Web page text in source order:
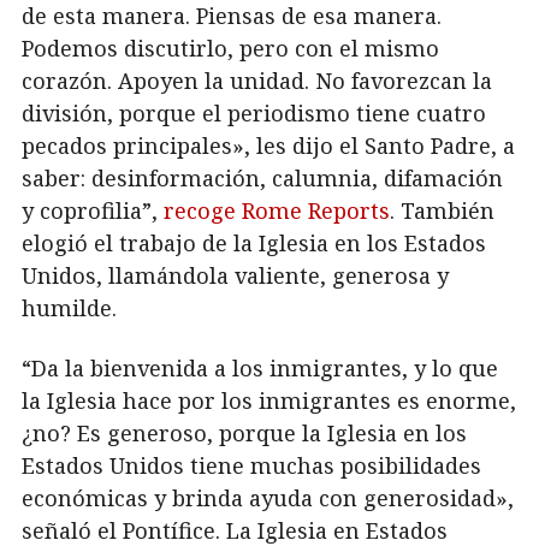
de esta manera. Piensas de esa manera.
Podemos discutirlo, pero con el mismo
corazón. Apoyen la unidad. No favorezcan la
división, porque el periodismo tiene cuatro
pecados principales», les dijo el Santo Padre, a
saber: desinformación, calumnia, difamación
y coprofilia”, recoge Rome Reports. También
elogió el trabajo de la Iglesia en los Estados
Unidos, llamándola valiente, generosa y
humilde.
“Da la bienvenida a los inmigrantes, y lo que
la Iglesia hace por los inmigrantes es enorme,
¿no? Es generoso, porque la Iglesia en los
Estados Unidos tiene muchas posibilidades
económicas y brinda ayuda con generosidad»,
señaló el Pontífice. La Iglesia en Estados